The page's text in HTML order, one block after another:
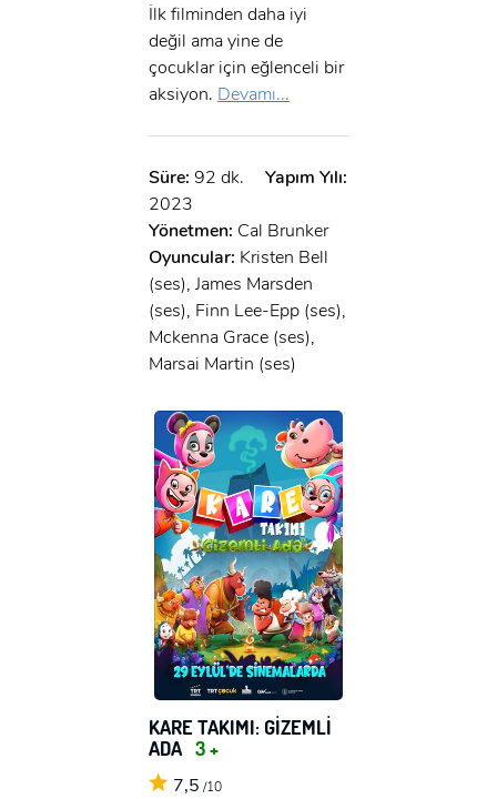
İlk filminden daha iyi
değil ama yine de
çocuklar için eğlenceli bir
aksiyon. Devamı...
Süre: 92 dk.
Yapım Yılı:
2023
Yönetmen: Cal Brunker
Oyuncular: Kristen Bell
(ses), James Marsden
(ses), Finn Lee-Epp (ses),
Mckenna Grace (ses),
Marsai Martin (ses)
KARE TAKIMI: GİZEMLİ
ADA 3 +
7,5 /10